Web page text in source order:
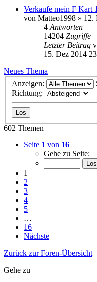
Verkaufe mein F Kart
von Matteo1998 » 12.
4 Antworten
14204 Zugriffe
Letzter Beitrag
15. Dez 2014
Neues Thema
Anzeigen:
Richtung:
602 Themen
Seite 1 von 16
Gehe zu Seite:
1
2
3
4
5
…
16
Nächste
Zurück zur Foren-Übersicht
Gehe zu